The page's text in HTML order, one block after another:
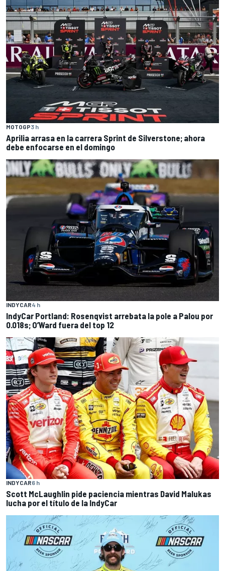
MOTOGP3 h
Aprilia arrasa en la carrera Sprint de Silverstone; ahora
debe enfocarse en el domingo
INDYCAR4 h
IndyCar Portland: Rosenqvist arrebata la pole a Palou por
0.018s; O’Ward fuera del top 12
INDYCAR6 h
Scott McLaughlin pide paciencia mientras David Malukas
lucha por el título de la IndyCar